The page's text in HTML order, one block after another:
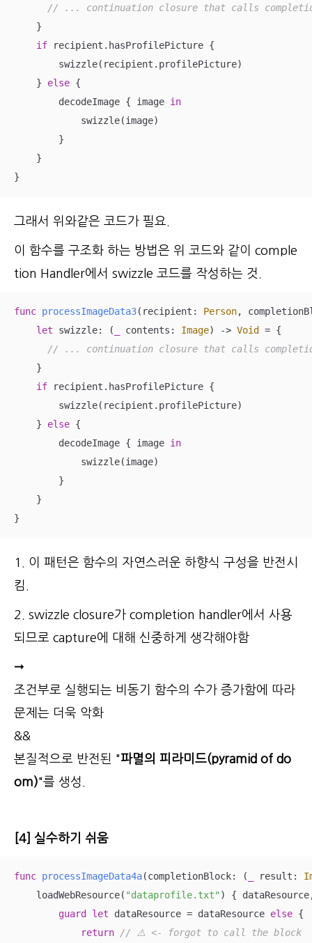
// ... continuation closure that calls
    }
if recipient.hasProfilePicture {
        swizzle(recipient.profilePicture)
    }
else {
        decodeImage { image
in
            swizzle(image)
        }
    }
}
그래서 위와같은 코드가 필요.
이 함수를 구조화 하는 방법은 위 코드와 같이 comple
tion Handler에서 swizzle 코드를 작성하는 것.
func processImageData3( recipient : Person,
let swizzle: ( contents: Image) -> Void = {
// ... continuation closure that calls
    }
if recipient.hasProfilePicture {
        swizzle(recipient.profilePicture)
    }
else {
        decodeImage { image
in
            swizzle(image)
        }
    }
}
1. 이 패턴은 함수의 자연스러운 하향식 구성을 반전시
킴.
2. swizzle closure가 completion handler에서 사용
되므로 capture에 대해 신중하게 생각해야함
➞
조건부로 실행되는 비동기 함수의 수가 증가함에 따라
문제는 더욱 악화
&&
본질적으로 반전된 "파멸의 피라미드(pyramid of do
om)"를 생성.
[4] 실수하기 쉬움
func processImageData4a(completionBlock: ( result:
    loadWebResource(
"dataprofile.txt" ) {
guard
let dataResource = dataResource else {
return // ⚠️ <- forgot to call the block